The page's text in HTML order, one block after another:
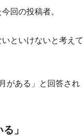
回の投稿者。
といけないと考えて
がある」と回答され
」